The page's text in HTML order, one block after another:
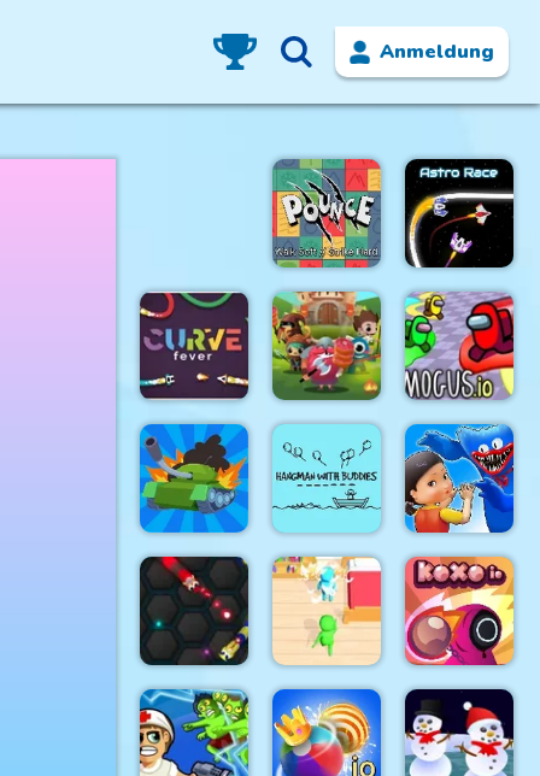
Anmeldung
Pounce.sh Astro Race
Curve Fever
Pro
Poke.io Amogus.io
Tanks Zone
io
Hangman
With
Buddies
Monsters.io
Wormo.io PillowBattle.io Koxo.io